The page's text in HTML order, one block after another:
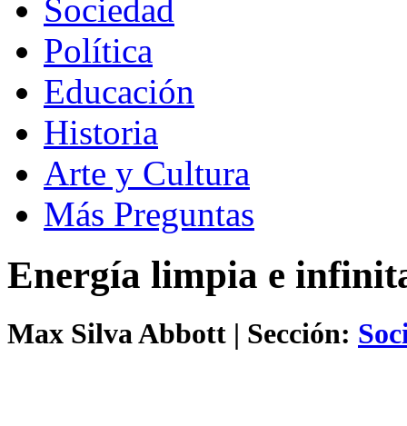
Sociedad
Política
Educación
Historia
Arte y Cultura
Más Preguntas
Energía limpia e
Max Silva Abbott | Sección: